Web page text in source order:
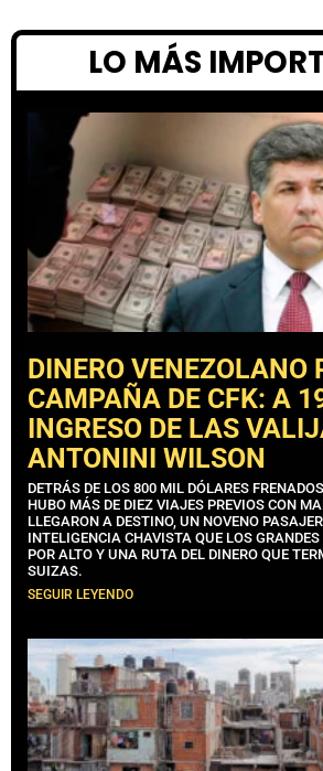
LO MÁS
DINERO VENEZOLANO
CAMPAÑA DE CFK: A
INGRESO DE LAS
ANTONINI WILSON
DETRÁS DE LOS 800 MIL DÓLARES
HUBO MÁS DE DIEZ VIAJES PREVIOS CON
LLEGARON A DESTINO, UN NOVENO
INTELIGENCIA CHAVISTA QUE LOS
POR ALTO Y UNA RUTA DEL DINERO QUE
SUIZAS.
SEGUIR LEYENDO